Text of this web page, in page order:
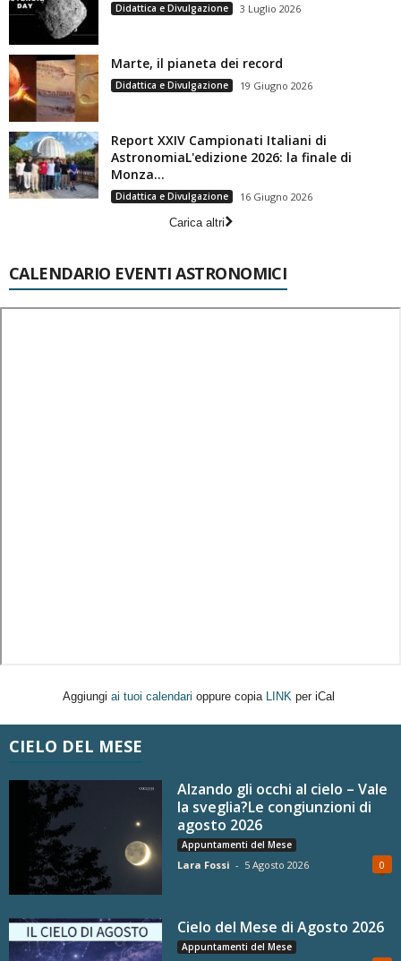
Didattica e Divulgazione 3 Luglio 2026
Marte, il pianeta dei record
Didattica e Divulgazione 19 Giugno 2026
Report XXIV Campionati Italiani di
AstronomiaL'edizione 2026: la finale di
Monza...
Didattica e Divulgazione
16 Giugno 2026
Carica altri
CALENDARIO EVENTI ASTRONOMICI
Aggiungi ai tuoi calendari oppure copia LINK per iCal
CIELO DEL MESE
Alzando gli occhi al cielo – Vale
la sveglia?Le congiunzioni di
agosto 2026
Appuntamenti del Mese
Lara Fossi - 5 Agosto 2026 0
Cielo del Mese di Agosto 2026
Appuntamenti del Mese